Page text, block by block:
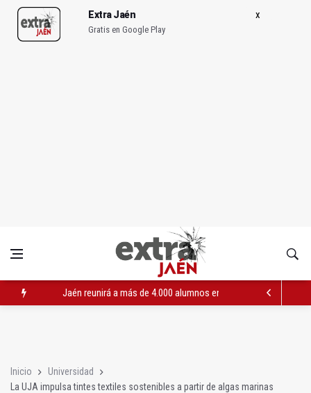
Extra Jaén
Gratis en Google Play
Jaén reunirá a más de 4.000 alumnos en la Feria Tecnológica
Inicio
Universidad
La UJA impulsa tintes textiles sostenibles a partir de algas marinas